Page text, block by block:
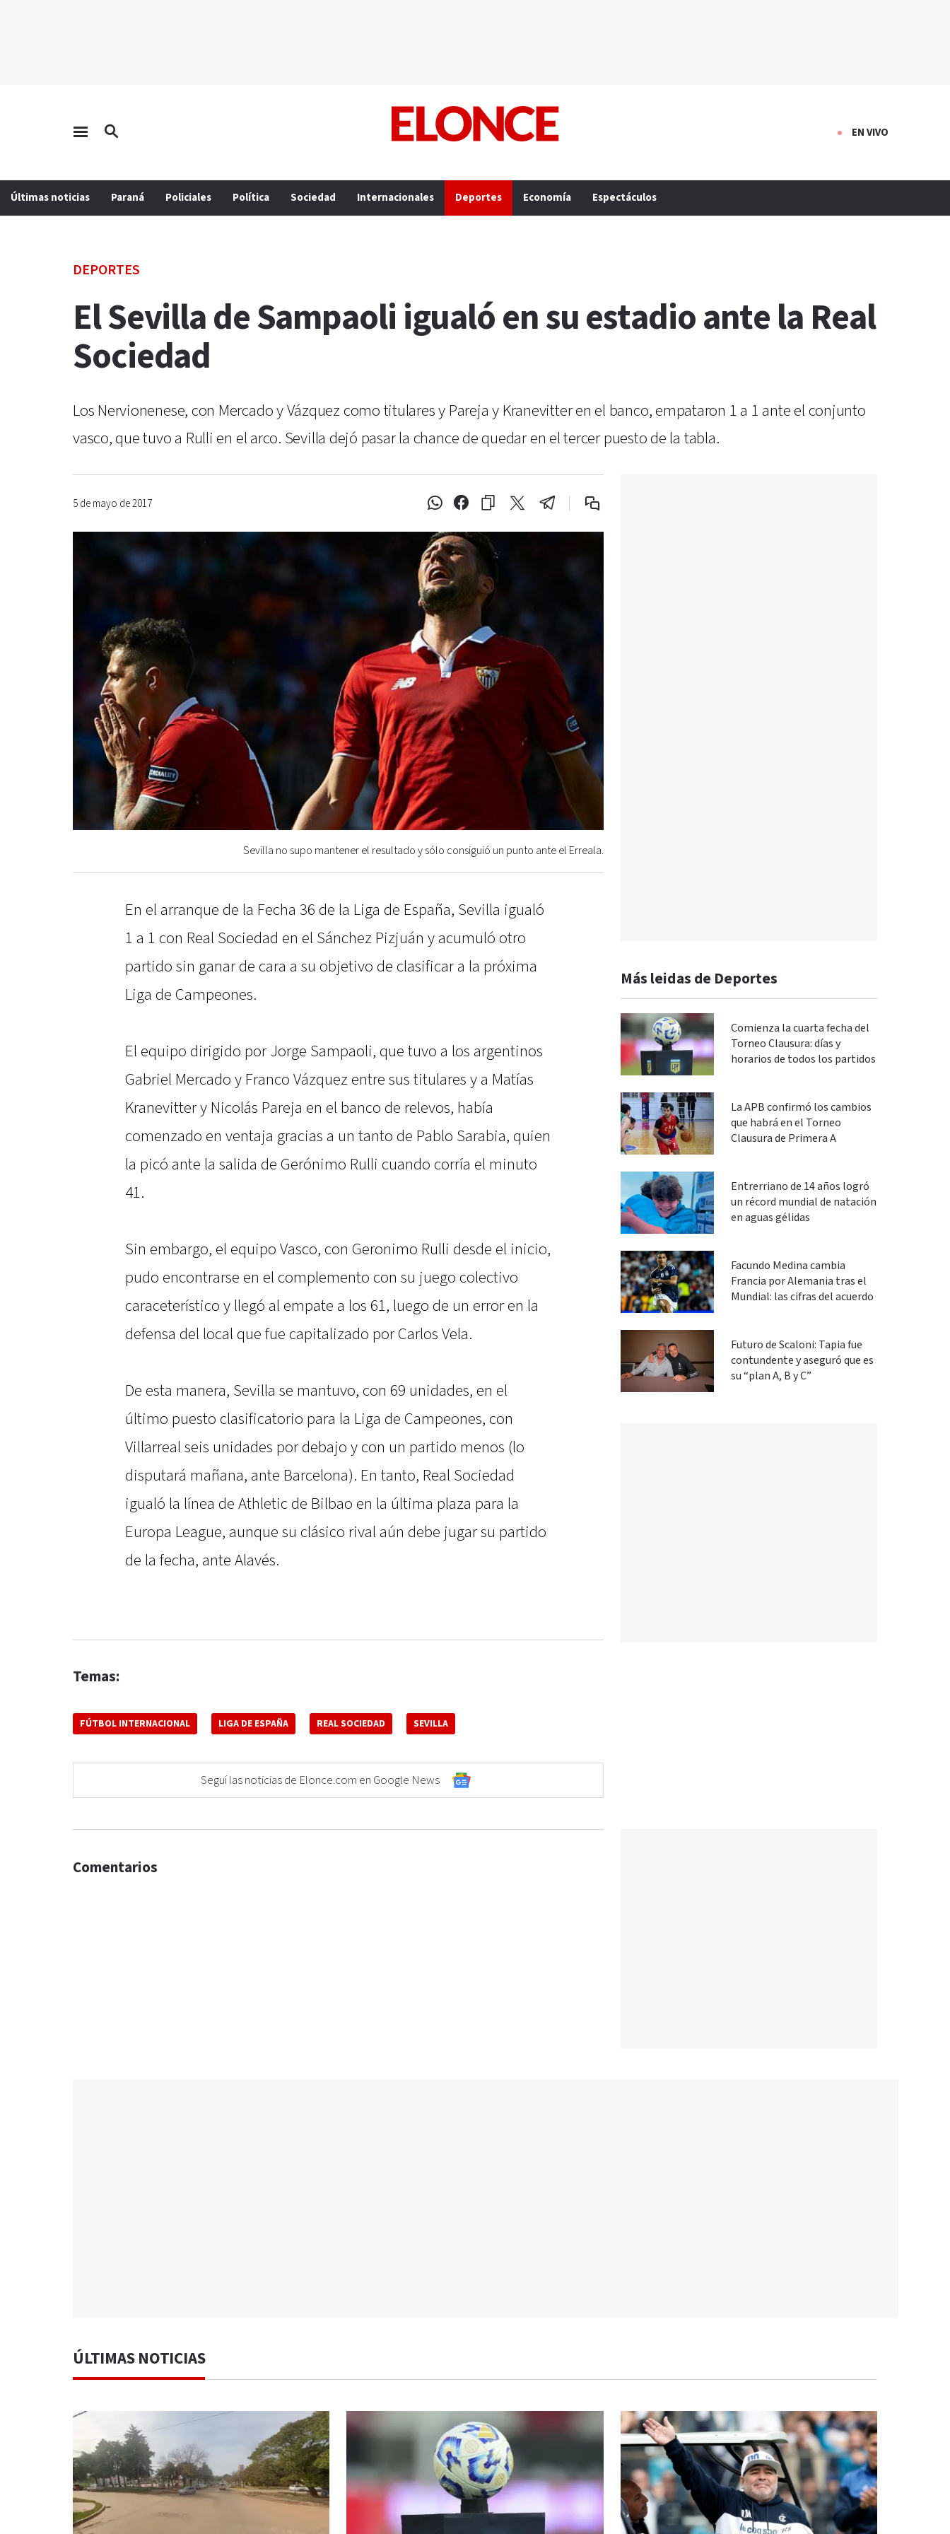
EN VIVO
Últimas noticias Paraná Policiales Política Sociedad Internacionales Deportes Economía Espectáculos
DEPORTES
El Sevilla de Sampaoli igualó en su estadio ante la Real
Sociedad
Los Nervionenese, con Mercado y Vázquez como titulares y Pareja y Kranevitter en el banco, empataron 1 a 1 ante el conjunto
vasco, que tuvo a Rulli en el arco. Sevilla dejó pasar la chance de quedar en el tercer puesto de la tabla.
5 de mayo de 2017
Sevilla no supo mantener el resultado y sólo consiguió un punto ante el Erreala.
En el arranque de la Fecha 36 de la Liga de España, Sevilla igualó
1 a 1 con Real Sociedad en el Sánchez Pizjuán y acumuló otro
partido sin ganar de cara a su objetivo de clasificar a la próxima
Liga de Campeones.
El equipo dirigido por Jorge Sampaoli, que tuvo a los argentinos
Gabriel Mercado y Franco Vázquez entre sus titulares y a Matías
Kranevitter y Nicolás Pareja en el banco de relevos, había
comenzado en ventaja gracias a un tanto de Pablo Sarabia, quien
la picó ante la salida de Gerónimo Rulli cuando corría el minuto
41.
Sin embargo, el equipo Vasco, con Geronimo Rulli desde el inicio,
pudo encontrarse en el complemento con su juego colectivo
caraceterístico y llegó al empate a los 61, luego de un error en la
defensa del local que fue capitalizado por Carlos Vela.
De esta manera, Sevilla se mantuvo, con 69 unidades, en el
último puesto clasificatorio para la Liga de Campeones, con
Villarreal seis unidades por debajo y con un partido menos (lo
disputará mañana, ante Barcelona). En tanto, Real Sociedad
igualó la línea de Athletic de Bilbao en la última plaza para la
Europa League, aunque su clásico rival aún debe jugar su partido
de la fecha, ante Alavés.
Temas:
FÚTBOL INTERNACIONAL LIGA DE ESPAÑA REAL SOCIEDAD SEVILLA
Seguí las noticias de Elonce.com en Google News
Más leidas de Deportes
Comienza la cuarta fecha del
Torneo Clausura: días y
horarios de todos los partidos
La APB confirmó los cambios
que habrá en el Torneo
Clausura de Primera A
Entrerriano de 14 años logró
un récord mundial de natación
en aguas gélidas
Facundo Medina cambia
Francia por Alemania tras el
Mundial: las cifras del acuerdo
Futuro de Scaloni: Tapia fue
contundente y aseguró que es
su “plan A, B y C”
Comentarios
ÚLTIMAS NOTICIAS